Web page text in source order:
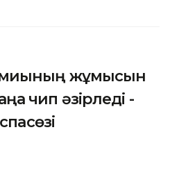
жұмысын
чип әзірледі -